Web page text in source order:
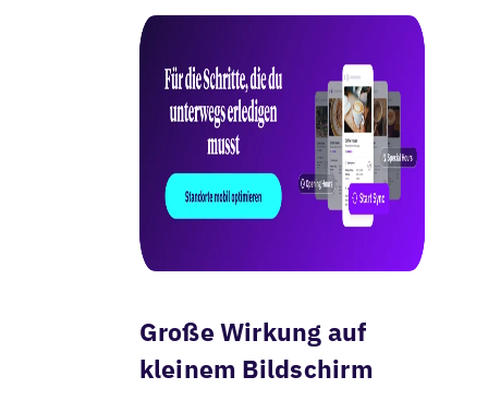
Große Wirkung auf
kleinem Bildschirm